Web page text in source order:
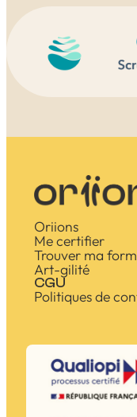
Oriions
Me certifier
Trouver ma
Art-gilité
CGU
Politiques de